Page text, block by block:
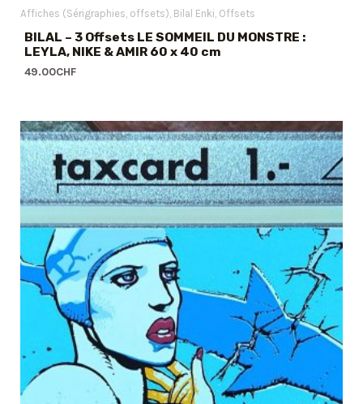
Affiches (Sérigraphies, offsets) Bilal Enki Offsets
BILAL – 3 Offsets LE SOMMEIL DU MONSTRE :
LEYLA, NIKE & AMIR 60 x 40 cm
49.00CHF